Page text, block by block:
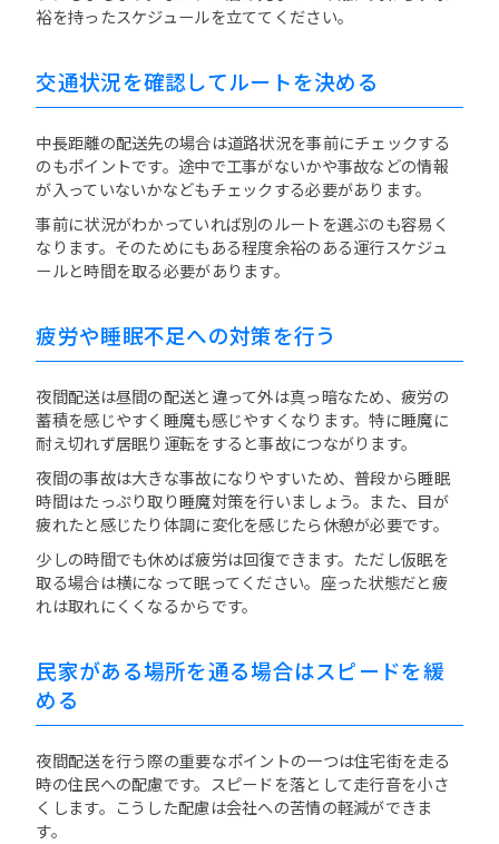
裕を持ったスケジュールを立ててください。
交通状況を確認してルートを決める
中長距離の配送先の場合は道路状況を事前にチェックする
のもポイントです。途中で工事がないかや事故などの情報
が入っていないかなどもチェックする必要があります。
事前に状況がわかっていれば別のルートを選ぶのも容易く
なります。そのためにもある程度余裕のある運行スケジュ
ールと時間を取る必要があります。
疲労や睡眠不足への対策を行う
夜間配送は昼間の配送と違って外は真っ暗なため、疲労の
蓄積を感じやすく睡魔も感じやすくなります。特に睡魔に
耐え切れず居眠り運転をすると事故につながります。
夜間の事故は大きな事故になりやすいため、普段から睡眠
時間はたっぷり取り睡魔対策を行いましょう。また、目が
疲れたと感じたり体調に変化を感じたら休憩が必要です。
少しの時間でも休めば疲労は回復できます。ただし仮眠を
取る場合は横になって眠ってください。座った状態だと疲
れは取れにくくなるからです。
民家がある場所を通る場合はスピードを緩
める
夜間配送を行う際の重要なポイントの一つは住宅街を走る
時の住民への配慮です。スピードを落として走行音を小さ
くします。こうした配慮は会社への苦情の軽減ができま
す。